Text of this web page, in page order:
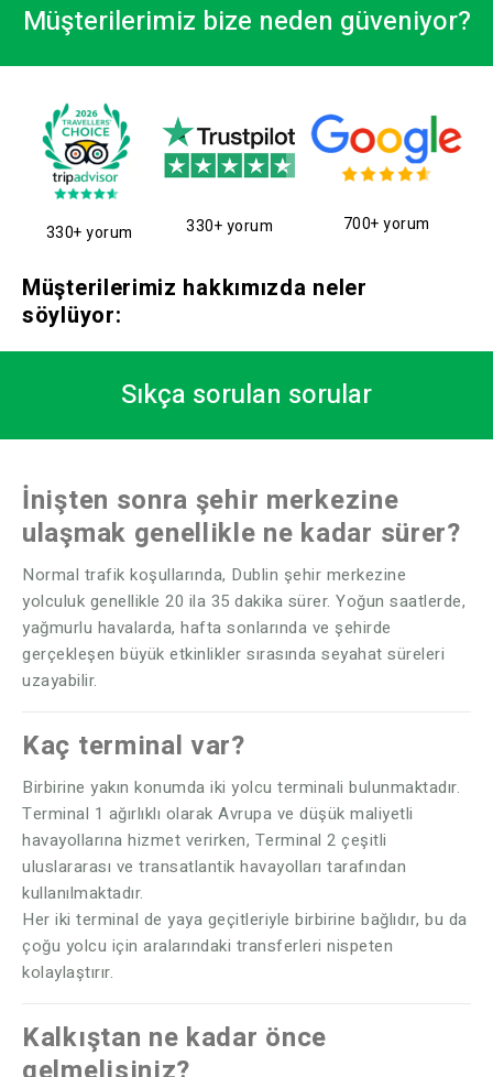
Müşterilerimiz bize neden güveniyor?
330+ yorum 330+ yorum 700+ yorum
Müşterilerimiz hakkımızda neler
söylüyor:
Sıkça sorulan sorular
İnişten sonra şehir merkezine
ulaşmak genellikle ne kadar sürer?
Normal trafik koşullarında, Dublin şehir merkezine
yolculuk genellikle 20 ila 35 dakika sürer. Yoğun saatlerde,
yağmurlu havalarda, hafta sonlarında ve şehirde
gerçekleşen büyük etkinlikler sırasında seyahat süreleri
uzayabilir.
Kaç terminal var?
Birbirine yakın konumda iki yolcu terminali bulunmaktadır.
Terminal 1 ağırlıklı olarak Avrupa ve düşük maliyetli
havayollarına hizmet verirken, Terminal 2 çeşitli
uluslararası ve transatlantik havayolları tarafından
kullanılmaktadır.
Her iki terminal de yaya geçitleriyle birbirine bağlıdır, bu da
çoğu yolcu için aralarındaki transferleri nispeten
kolaylaştırır.
Kalkıştan ne kadar önce